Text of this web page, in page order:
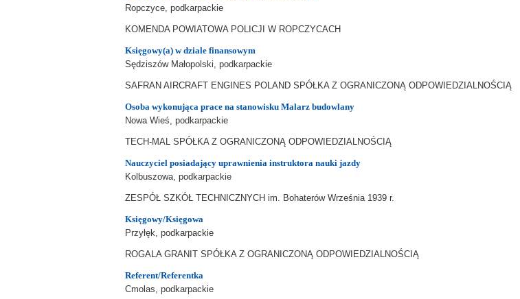
Ropczyce, podkarpackie
KOMENDA POWIATOWA POLICJI W ROPCZYCACH
Księgowy(a) w dziale finansowym
Sędziszów Małopolski, podkarpackie
SAFRAN AIRCRAFT ENGINES POLAND SPÓŁKA Z OGRANICZONĄ ODPOWIEDZIALNOŚCIĄ
Osoba wykonująca prace na stanowisku Malarz budowlany
Nowa Wieś, podkarpackie
TECH-MAL SPÓŁKA Z OGRANICZONĄ ODPOWIEDZIALNOŚCIĄ
Nauczyciel posiadający uprawnienia instruktora nauki jazdy
Kolbuszowa, podkarpackie
ZESPÓŁ SZKÓŁ TECHNICZNYCH im. Bohaterów Września 1939 r.
Księgowy/Księgowa
Przyłęk, podkarpackie
ROGALA GRANIT SPÓŁKA Z OGRANICZONĄ ODPOWIEDZIALNOŚCIĄ
Referent/Referentka
Cmolas, podkarpackie